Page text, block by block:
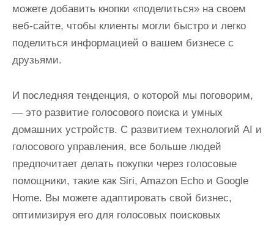
можете добавить кнопки «поделиться» на своем
веб-сайте, чтобы клиенты могли быстро и легко
поделиться информацией о вашем бизнесе с
друзьями.
И последняя тенденция, о которой мы поговорим,
— это развитие голосового поиска и умных
домашних устройств. С развитием технологий AI и
голосового управления, все больше людей
предпочитает делать покупки через голосовые
помощники, такие как Siri, Amazon Echo и Google
Home. Вы можете адаптировать свой бизнес,
оптимизируя его для голосовых поисковых